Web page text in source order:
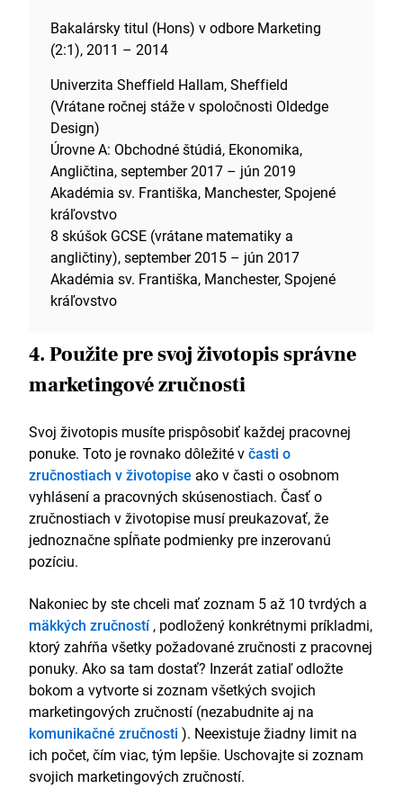
Bakalársky titul (Hons) v odbore Marketing
(2:1), 2011 – 2014
Univerzita Sheffield Hallam, Sheffield
(Vrátane ročnej stáže v spoločnosti Oldedge
Design)
Úrovne A: Obchodné štúdiá, Ekonomika,
Angličtina, september 2017 – jún 2019
Akadémia sv. Františka, Manchester, Spojené
kráľovstvo
8 skúšok GCSE (vrátane matematiky a
angličtiny), september 2015 – jún 2017
Akadémia sv. Františka, Manchester, Spojené
kráľovstvo
4. Použite pre svoj životopis správne
marketingové zručnosti
Svoj životopis musíte prispôsobiť každej pracovnej
ponuke. Toto je rovnako dôležité včasti o
zručnostiach v životopise ako v časti o osobnom
vyhlásení a pracovných skúsenostiach. Časť o
zručnostiach v životopise musí preukazovať, že
jednoznačne spĺňate podmienky pre inzerovanú
pozíciu.
Nakoniec by ste chceli mať zoznam 5 až 10 tvrdých a
mäkkých zručností, podložený konkrétnymi príkladmi,
ktorý zahŕňa všetky požadované zručnosti z pracovnej
ponuky. Ako sa tam dostať? Inzerát zatiaľ odložte
bokom a vytvorte si zoznam všetkých svojich
marketingových zručností (nezabudnite aj na
komunikačné zručnosti ). Neexistuje žiadny limit na
ich počet, čím viac, tým lepšie. Uschovajte si zoznam
svojich marketingových zručností.